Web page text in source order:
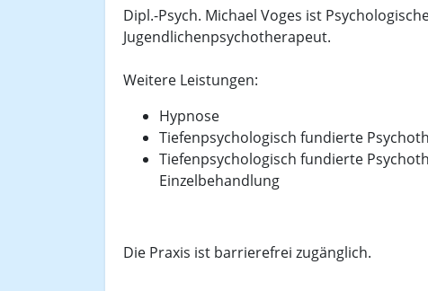
Dipl.-Psych. Michael Voges ist
Jugendlichenpsychotherapeut.
Weitere Leistungen:
Hypnose
Tiefenpsychologisch fundierte
Tiefenpsychologisch fundierte
Einzelbehandlung
Die Praxis ist barrierefrei zugänglich.